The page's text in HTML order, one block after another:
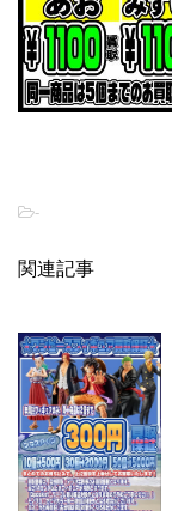
-
関連記事